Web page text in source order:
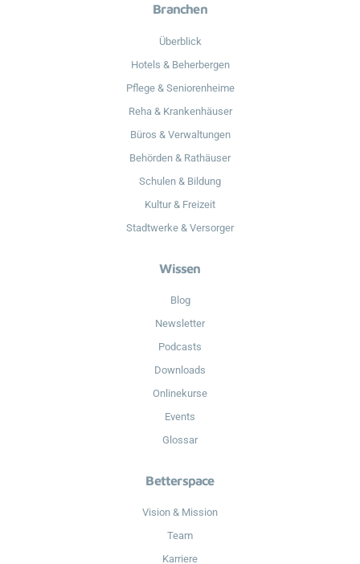
Branchen
Überblick
Hotels & Beherbergen
Pflege & Seniorenheime
Reha & Krankenhäuser
Büros & Verwaltungen
Behörden & Rathäuser
Schulen & Bildung
Kultur & Freizeit
Stadtwerke & Versorger
Wissen
Blog
Newsletter
Podcasts
Downloads
Onlinekurse
Events
Glossar
Betterspace
Vision & Mission
Team
Karriere